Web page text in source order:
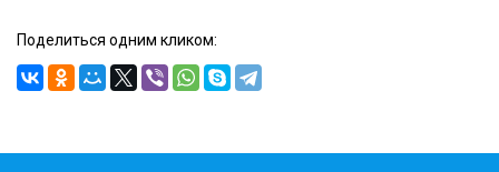
Поделиться одним кликом: